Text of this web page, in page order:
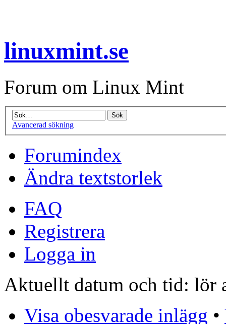
linuxmint.se
Forum om Linux Mint
Avancerad sökning
Forumindex
Ändra textstorlek
FAQ
Registrera
Logga in
Aktuellt datum och tid: lör
Visa obesvarade inlägg •